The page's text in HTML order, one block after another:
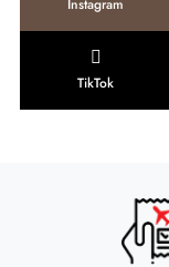
Instagram
TikTok